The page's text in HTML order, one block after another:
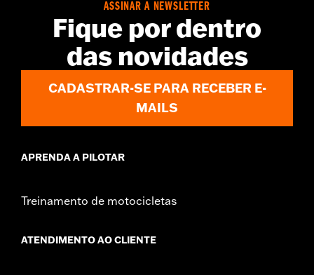
ASSINAR A NEWSLETTER
Fique por dentro
das novidades
CADASTRAR-SE PARA RECEBER E-
MAILS
APRENDA A PILOTAR
Treinamento de motocicletas
ATENDIMENTO AO CLIENTE